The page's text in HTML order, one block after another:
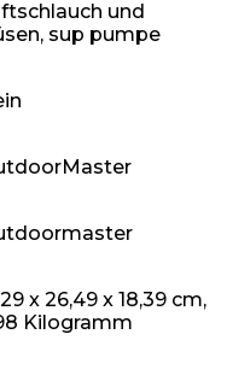
und
sup pumpe
x 26,49 x 18,39 cm,
Kilogramm